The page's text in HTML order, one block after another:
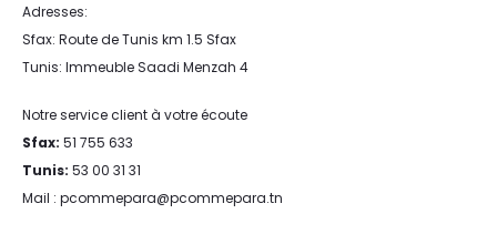
Adresses:
Sfax: Route de Tunis km 1.5 Sfax
Tunis: Immeuble Saadi Menzah 4
Notre service client à votre écoute
Sfax: 51 755 633
Tunis: 53 00 31 31
Mail : pcommepara@pcommepara.tn